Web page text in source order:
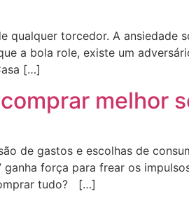
qualquer torcedor. A ansiedade
a bola role, existe um
[…]
melhor
de gastos e escolhas de
ganha força para frear os
tudo? […]